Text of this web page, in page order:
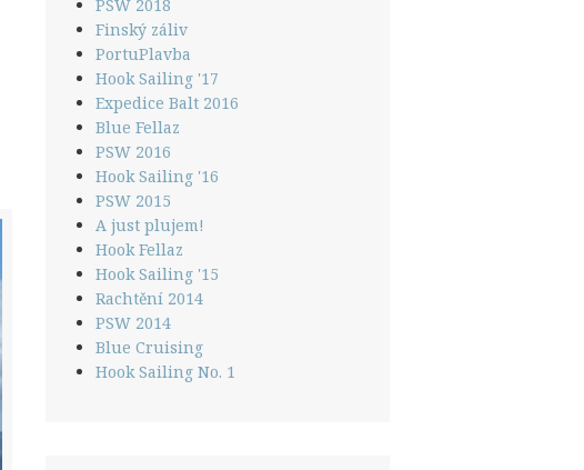
PSW 2018
Finský záliv
PortuPlavba
Hook Sailing '17
Expedice Balt 2016
Blue Fellaz
PSW 2016
Hook Sailing '16
PSW 2015
A just plujem!
Hook Fellaz
Hook Sailing '15
Rachtění 2014
PSW 2014
Blue Cruising
Hook Sailing No. 1